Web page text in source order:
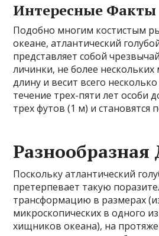
Интересные Факты
Подобно многим костистым
океане, атлантический
представляет собой
личинки, не более
длину и весит всего
течение трех-пяти лет особи
трех футов (1 м) и становятся
Разнообразная
Поскольку атлантический
претерпевает такую
трансформацию в размерах
микроскопических в одного
хищников океана), на